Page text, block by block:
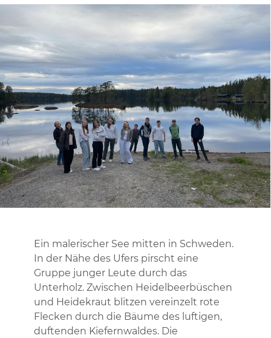
Ein malerischer See mitten in Schweden.
In der Nähe des Ufers pirscht eine
Gruppe junger Leute durch das
Unterholz. Zwischen Heidelbeerbüschen
und Heidekraut blitzen vereinzelt rote
Flecken durch die Bäume des luftigen,
duftenden Kiefernwaldes. Die